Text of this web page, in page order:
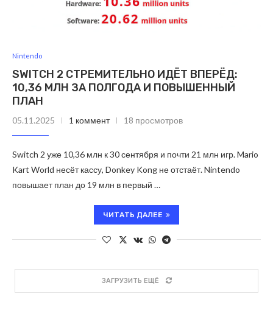
Nintendo
SWITCH 2 СТРЕМИТЕЛЬНО ИДЁТ ВПЕРЁД:
10,36 МЛН ЗА ПОЛГОДА И ПОВЫШЕННЫЙ
ПЛАН
05.11.2025 1 коммент 18 просмотров
Switch 2 уже 10,36 млн к 30 сентября и почти 21 млн игр. Mario
Kart World несёт кассу, Donkey Kong не отстаёт. Nintendo
повышает план до 19 млн в первый …
ЧИТАТЬ ДАЛЕЕ
ЗАГРУЗИТЬ ЕЩЁ